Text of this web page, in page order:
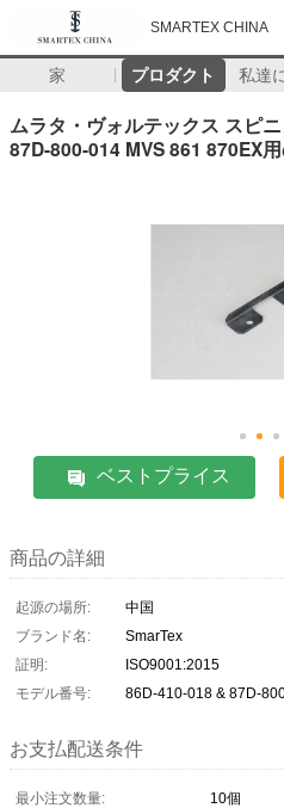
SMARTEX CHINA
家 プロダクト 私達
ムラタ・ヴォルテックス スピ
87D-800-014 MVS 861 870EX
ベストプライス
商品の詳細
起源の場所:
中国
ブランド名:
SmarTex
証明:
ISO9001:2015
モデル番号:
86D-410-018 & 87D-
お支払配送条件
最小注文数量:
10個